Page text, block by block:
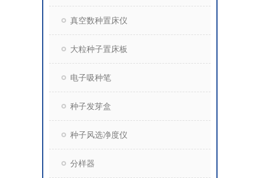
真空数种置床仪
大粒种子置床板
电子吸种笔
种子发芽盒
种子风选净度仪
分样器